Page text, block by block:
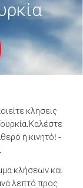
κλήσεις
Καλέστε
ή κινητό! -
κλήσεων και
λεπτό προς